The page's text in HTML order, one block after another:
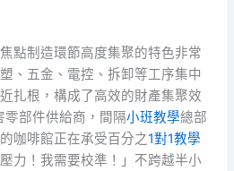
點制造環節高度集聚的特色非常
塑、五金、電控、拆卸等工序集中
扎根，構成了高效的財產集聚效
零部件供給商，間隔小班教學總部
咖啡館正在承受百分之1對1教學
力！我需要校準！」不跨越半小